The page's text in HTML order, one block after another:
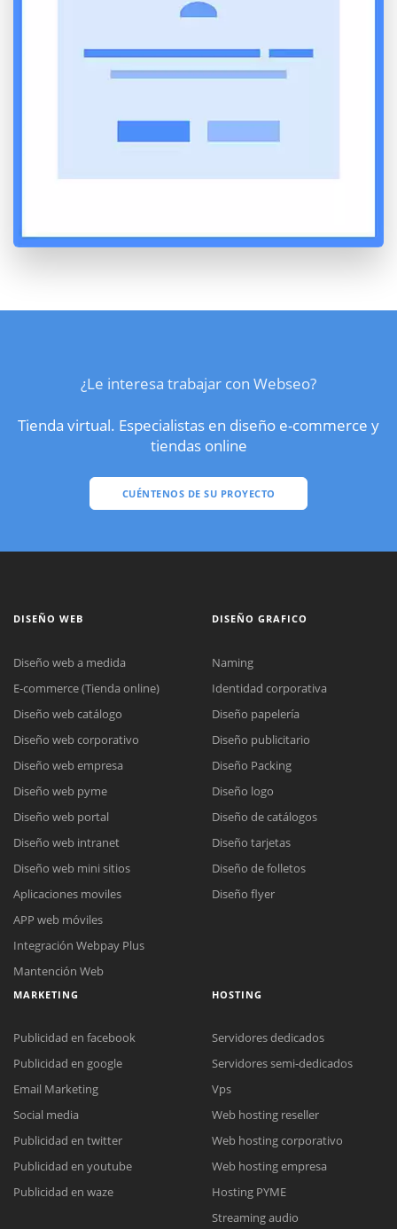
¿Le interesa trabajar con Webseo?
Tienda virtual. Especialistas en diseño e-commerce y
tiendas online
CUÉNTENOS DE SU PROYECTO
Reunión online
Meet para la reunión online.
Cotización
Chat Online
Todos nuestros ejecutivos están fuera de línea. Complete el formulario
DISEÑO WEB
Diseño web a medida
E-commerce (Tienda online)
Diseño web catálogo
Diseño web corporativo
Diseño web empresa
Diseño web pyme
Diseño web portal
Diseño web intranet
Diseño web mini sitios
Aplicaciones moviles
APP web móviles
Integración Webpay Plus
Mantención Web
DISEÑO GRAFICO
Naming
Identidad corporativa
Diseño papelería
Diseño publicitario
Diseño Packing
Diseño logo
Diseño de catálogos
Diseño tarjetas
Diseño de folletos
Diseño flyer
MARKETING
Publicidad en facebook
Publicidad en google
Email Marketing
Social media
Publicidad en twitter
Publicidad en youtube
Publicidad en waze
HOSTING
Servidores dedicados
Servidores semi-dedicados
Vps
Web hosting reseller
Web hosting corporativo
Web hosting empresa
Hosting PYME
Streaming audio